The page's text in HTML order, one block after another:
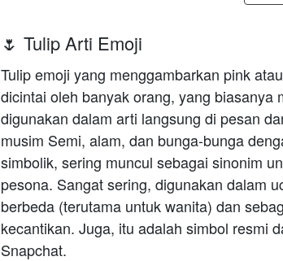
🌷 Tulip Arti Emoji
Tulip emoji yang menggambarkan pink
dicintai oleh banyak orang, yang biasanya
digunakan dalam arti langsung di pesan
musim Semi, alam, dan bunga-bunga
simbolik, sering muncul sebagai sinonim
pesona. Sangat sering, digunakan dalam
berbeda (terutama untuk wanita) dan
kecantikan. Juga, itu adalah simbol resmi
Snapchat.